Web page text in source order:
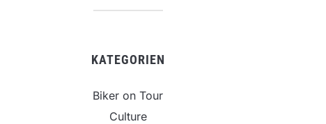
KATEGORIEN
Biker on Tour
Culture